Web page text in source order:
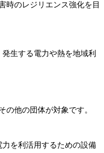
時のレジリエンス強化を目
生する電力や熱を地域利
の他の団体が対象です。
を利活用するための設備